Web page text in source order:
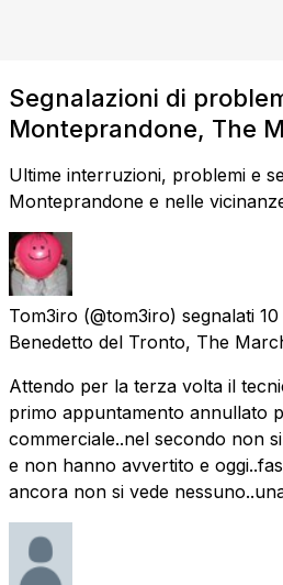
Segnalazioni di
Monteprandone, The
Ultime interruzioni, problemi e
Monteprandone e nelle
Tom3iro (@tom3iro) segnalati
Benedetto del Tronto, The
Attendo per la terza volta il
primo appuntamento annullato
commerciale..nel secondo non
e non hanno avvertito e
ancora non si vede